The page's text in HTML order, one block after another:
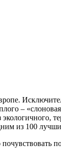
–
из 100